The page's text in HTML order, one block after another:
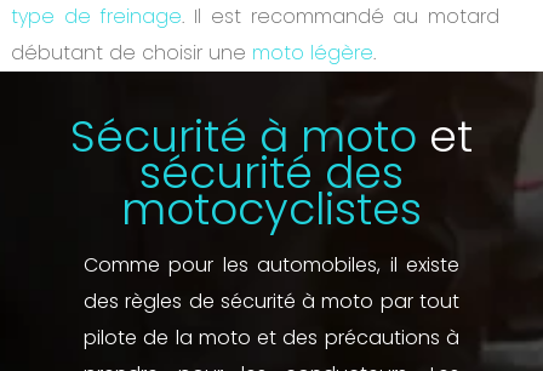
type de freinage. Il est recommandé au motard
débutant de choisir une moto légère.
Sécurité à moto et
sécurité des
motocyclistes
Comme pour les automobiles, il existe
des règles de sécurité à moto par tout
pilote de la moto et des précautions à